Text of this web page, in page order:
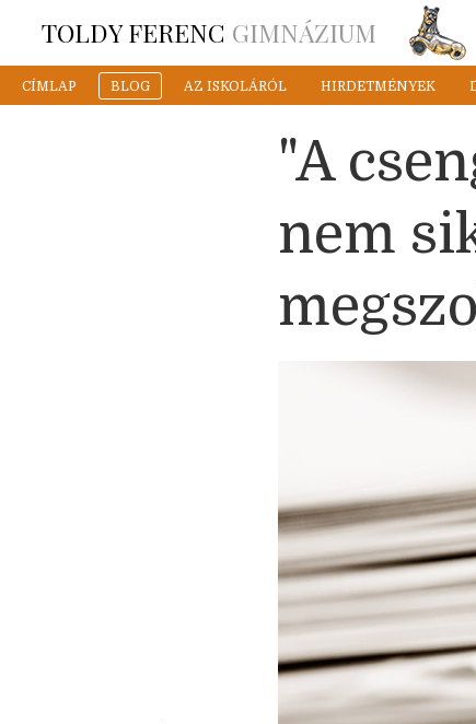
TOLDY FERENC GIMNÁZIUM
CÍMLAP BLOG AZ ISKOLÁRÓL HIRDETMÉNYEK
"A
nem